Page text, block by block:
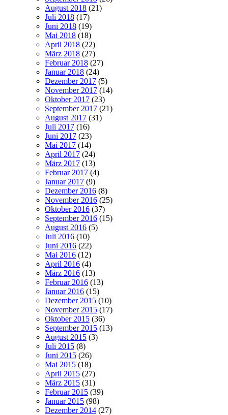
August 2018 (21)
Juli 2018 (17)
Juni 2018 (19)
Mai 2018 (18)
April 2018 (22)
März 2018 (27)
Februar 2018 (27)
Januar 2018 (24)
Dezember 2017 (5)
November 2017 (14)
Oktober 2017 (23)
September 2017 (21)
August 2017 (31)
Juli 2017 (16)
Juni 2017 (23)
Mai 2017 (14)
April 2017 (24)
März 2017 (13)
Februar 2017 (4)
Januar 2017 (9)
Dezember 2016 (8)
November 2016 (25)
Oktober 2016 (37)
September 2016 (15)
August 2016 (5)
Juli 2016 (10)
Juni 2016 (22)
Mai 2016 (12)
April 2016 (4)
März 2016 (13)
Februar 2016 (13)
Januar 2016 (15)
Dezember 2015 (10)
November 2015 (17)
Oktober 2015 (36)
September 2015 (13)
August 2015 (3)
Juli 2015 (8)
Juni 2015 (26)
Mai 2015 (18)
April 2015 (27)
März 2015 (31)
Februar 2015 (39)
Januar 2015 (98)
Dezember 2014 (27)